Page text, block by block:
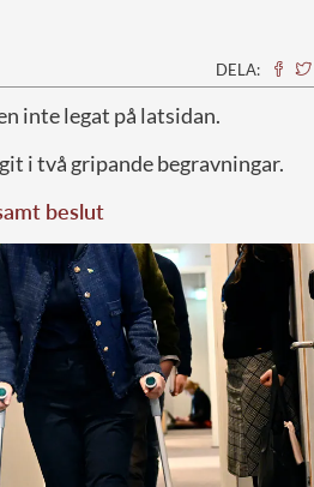
DELA:
inte legat på latsidan.
i två gripande begravningar.
beslut